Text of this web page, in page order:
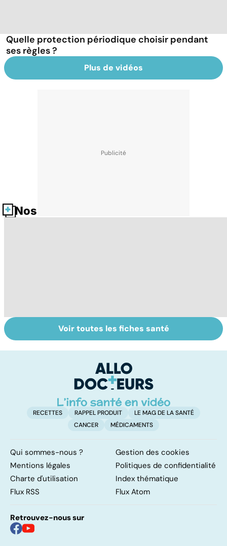
Quelle protection périodique choisir pendant
ses règles ?
Plus de vidéos
Nos fiches santé
La tuberculose
pulmonaire
Femmes :
comment
Voir toutes les fiches santé
RECETTES RAPPEL PRODUIT
LE MAG DE LA SANTÉ
CANCER
MÉDICAMENTS
Qui sommes-nous ?
Gestion des cookies
Mentions légales
Politiques de confidentialité
Charte d'utilisation
Index thématique
Flux RSS
Flux Atom
Retrouvez-nous sur